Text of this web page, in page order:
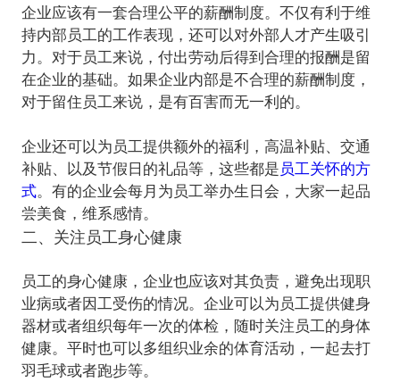
企业应该有一套合理公平的薪酬制度。不仅有利于维
持内部员工的工作表现，还可以对外部人才产生吸引
力。对于员工来说，付出劳动后得到合理的报酬是留
在企业的基础。如果企业内部是不合理的薪酬制度，
对于留住员工来说，是有百害而无一利的。
企业还可以为员工提供额外的福利，高温补贴、交通
补贴、以及节假日的礼品等，这些都是员工关怀的方
式。有的企业会每月为员工举办生日会，大家一起品
二、关注员工身心健康
员工的身心健康，企业也应该对其负责，避免出现职
业病或者因工受伤的情况。企业可以为员工提供健身
器材或者组织每年一次的体检，随时关注员工的身体
健康。平时也可以多组织业余的体育活动，一起去打
羽毛球或者跑步等。